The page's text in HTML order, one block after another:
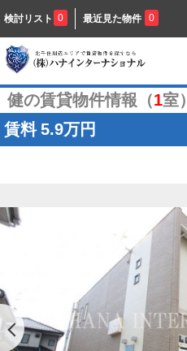
検討リスト 0 最近見た物件 0
健の賃貸物件情報（1室）
賃料 5.9万円